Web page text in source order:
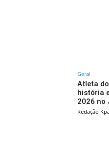
Geral
Atleta
história
2026 no
Redação